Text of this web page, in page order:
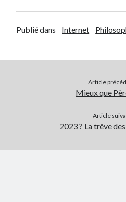
Publié dans Internet
Article
Mieux que
Article
2023 ? La trêve